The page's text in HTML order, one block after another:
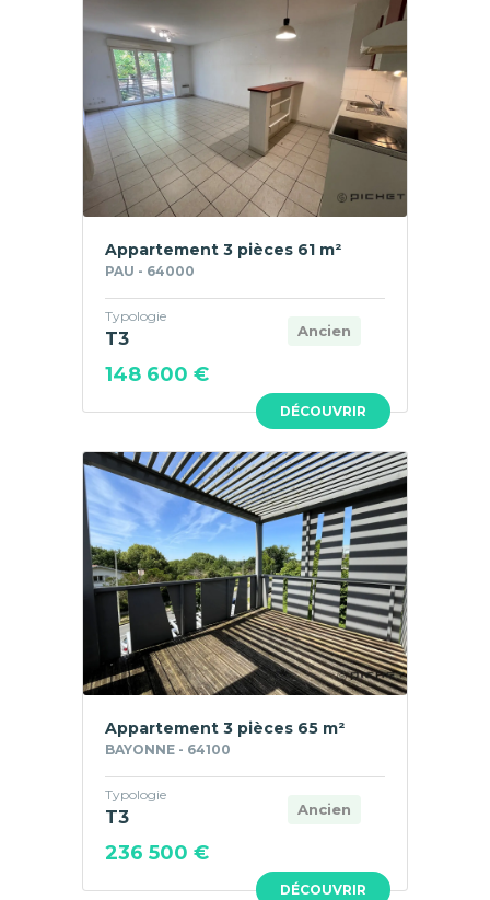
DÉCOUVRIR
Appartement 3 pièces 61 m²
PAU - 64000
Ancien
Typologie
T3
148 600 €
DÉCOUVRIR
Appartement 3 pièces 65 m²
BAYONNE - 64100
Ancien
Typologie
T3
236 500 €